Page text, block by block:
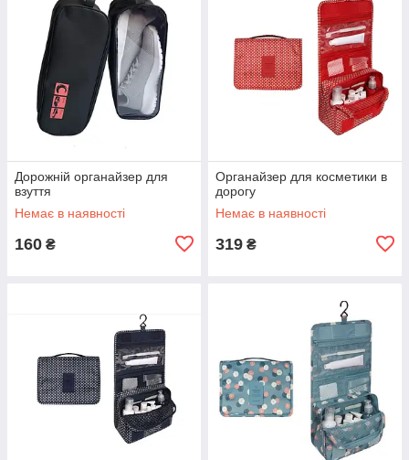
Дорожній органайзер для
взуття
Немає в наявності
160 ₴
Органайзер для косметики в
дорогу
Немає в наявності
319 ₴